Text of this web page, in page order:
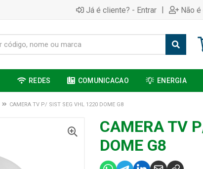
Já é cliente? - Entrar | Não
REDES COMUNICACAO ENERGIA
CAMERA TV P/ SIST SEG VHL 1220 DOME G8
CAMERA TV
DOME G8